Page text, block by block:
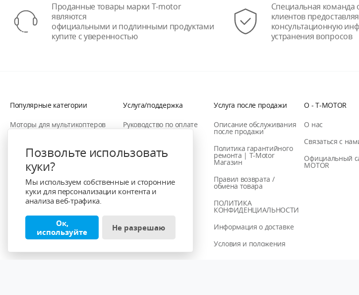
Проданные товары марки T-motor
являются
официальными и подлинными продуктами
купите с уверенностью
Специальная команда
клиентов
консультационную
устранения вопросов
Популярные категории
Моторы для мультикоптеров
фиксированным крылом
Двигатели для VTOL-БПЛА
Услуга/поддержка
Руководство по оплате
Услуга после продажи
Описание обслуживания
после продажи
Политика гарантийного
ремонта | T-Motor
Магазин
Правил возврата /
обмена товара
ПОЛИТИКА
КОНФИДЕНЦИАЛЬНОСТИ
Информация о доставке
Условия и положения
О - T-MOTOR
О нас
Связаться с
Официальный
MOTOR
Позвольте использовать
куки?
Мы используем собственные и сторонние
куки для персонализации контента и
анализа веб-трафика.
Ок,
используйте
Не разрешаю